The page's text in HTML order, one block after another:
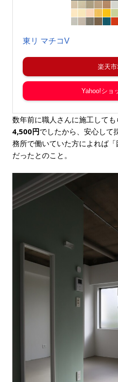
東リ マチコV
楽天
Yahoo!ショ
数年前に職人さんに施工して
4,500円でしたから、安心して
務所で働いていた方によれば「
だったとのこと。